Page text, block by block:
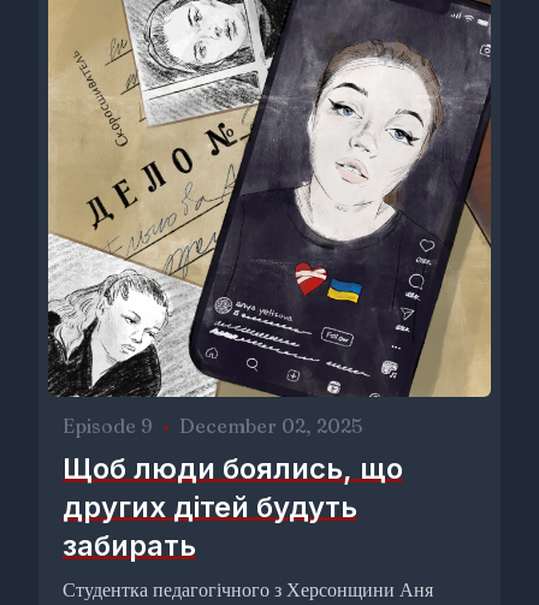
Episode 9 • December 02, 2025
Щоб люди боялись, що
других дітей будуть
забирать
Студентка педагогічного з Херсонщини Аня